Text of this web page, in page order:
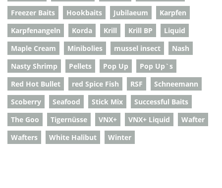
Freezer Baits
Hookbaits Jubilaeum
Karpfen
Karpfenangeln
Korda Krill Krill BP
Liquid
Maple Cream
Minibolies mussel insect
Nash
Nasty Shrimp
Pellets Pop Up
Pop Up`s
Red Hot Bullet
red Spice Fish RSF
Schneemann
Scoberry
Seafood Stick Mix
Successful Baits
The Goo
Tigernüsse VNX+ VNX+ Liquid
Wafter
Wafters
White Halibut Winter